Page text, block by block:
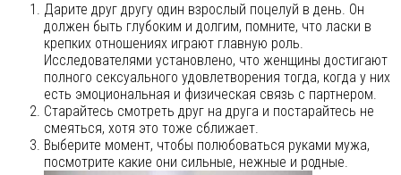
Дарите друг другу один взрослый поцелуй в день. Он
должен быть глубоким и долгим, помните, что ласки в
крепких отношениях играют главную роль.
Исследователями установлено, что женщины достигают
полного сексуального удовлетворения тогда, когда у них
есть эмоциональная и физическая связь с партнером.
Старайтесь смотреть друг на друга и постарайтесь не
смеяться, хотя это тоже сближает.
Выберите момент, чтобы полюбоваться руками мужа,
посмотрите какие они сильные, нежные и родные.